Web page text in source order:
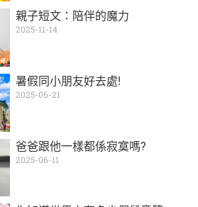
親子短文：陪伴的魔力
2025-11-14
暑假同小朋友好去處!
2025-06-21
爸爸跟他一樣都係寂寞嗎?
2025-06-11